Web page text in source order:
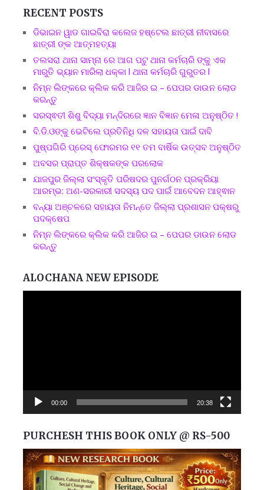
RECENT POSTS
ଡିଭାଇନ ୱାଡ ଗାଇବିରା କଲେଜ ହଷ୍ଟେଲ ଛାତ୍ରୀ ନୀବାସରେ
ଛାତ୍ରୀ ଙ୍କ ଆତ୍ମହତ୍ୟା
ତଲସରା ଥାନା ସାମ୍ନା ରେ ଆଗ ପଟୁ ଥାନା କର୍ମଚାରି ଙ୍କୁ ଏକ
ମାରୁତି ଭ୍ୟାନ ମାରିଲା ଧକ୍କା l ଥାନା କର୍ମଚାରି ଗୁରୁତର l
ନିମ୍ନ ଲିଙ୍କରେ କ୍ଲିକ କରି ଆଜିର ଇ – ପେପର ଡାଉନ ଲୋଡ
କରନ୍ତୁ
ସରସ୍ଵତୀ ଶିଶୁ ବିଦ୍ୟା ମନ୍ଦିରରେ ଜ୍ଞାନ ବିଜ୍ଞାନ ମେଳା ଅନୁଷ୍ଠିତ !
ବି.ଡି.ଓଙ୍କୁ ଭେଟିଲେ ପ୍ରତିନିଧି ଦଳ ସହାୟତା ପାଇଁ ଦାବି
ପୁଷ୍ପଗିରି ପ୍ରେସ୍ ଫୋରମର ୧୧ ତମ ବାର୍ଷିକ ଉତ୍ସବ ଅନୁଷ୍ଠିତ
ଅବସର ପ୍ରାପ୍ତ ଶିକ୍ଷକଙ୍କ ପରଲୋକ
ଯାଜପୁର ଜିଲ୍ଲା ସଂସ୍କୃତି ପରିଷଦର ପୁନର୍ଗଠନ ପ୍ରକ୍ରିୟା
ଆରମ୍ଭ: ଅଣ-ସରକାରୀ ସଦସ୍ୟ ପଦ ପାଇଁ ଆବେଦନ ଆହ୍ଵାନ
ବନ୍ୟା ଅଞ୍ଚଳରେ ସହାୟତା ନିମନ୍ତେ ଜିଲ୍ଲା ପ୍ରଶାସନ ପକ୍ଷରୁ
ପଦକ୍ଷେପ
ନିମ୍ନ ଲିଙ୍କରେ କ୍ଲିକ କରି ଆଜିର ଇ – ପେପର ଡାଉନ ଲୋଡ
କରନ୍ତୁ
ALOCHANA NEW EPISODE
00:00 20:38
PURCHESH THIS BOOK ONLY @ RS-500